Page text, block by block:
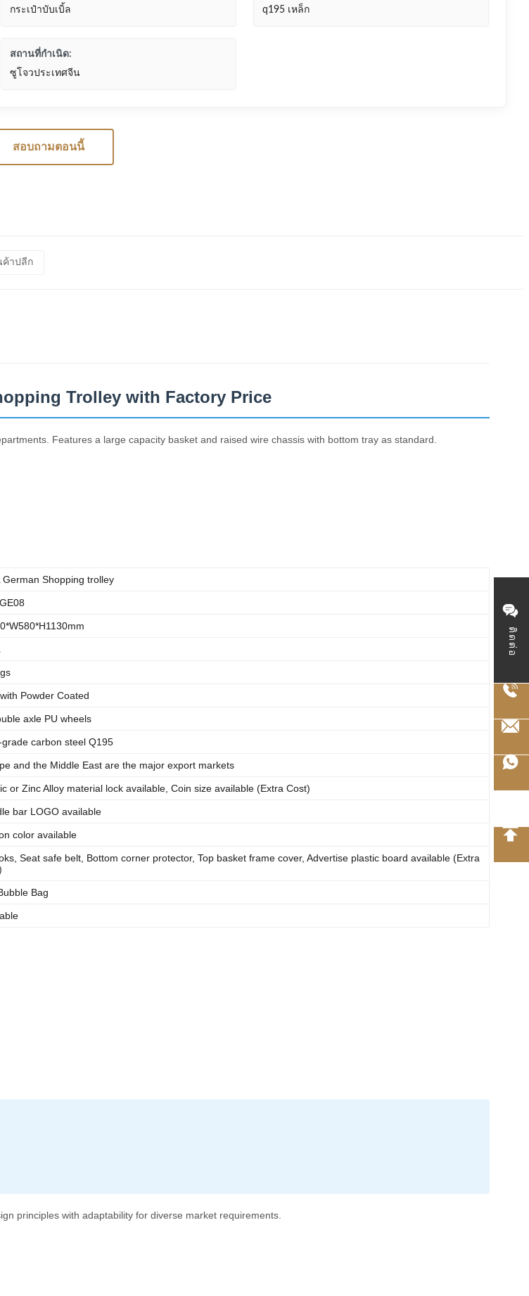
ติดต่อ
กระเป๋าบับเบิ้ล q195 เหล็ก
สถานที่กำเนิด:
ซูโจวประเทศจีน
สอบถามตอนนี้
ค้าปลีก
Trolley with Factory Price
Features a large capacity basket and raised wire chassis with bottom tray as standard.
German Shopping trolley
Powder Coated
axle PU wheels
grade carbon steel Q195
and the Middle East are the major export markets
or Zinc Alloy material lock available, Coin size available (Extra Cost)
bar LOGO available
color available
Seat safe belt, Bottom corner protector, Top basket frame cover, Advertise plastic board available (Extra
Bag
principles with adaptability for diverse market requirements.